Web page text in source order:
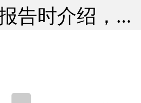
告时介绍，...